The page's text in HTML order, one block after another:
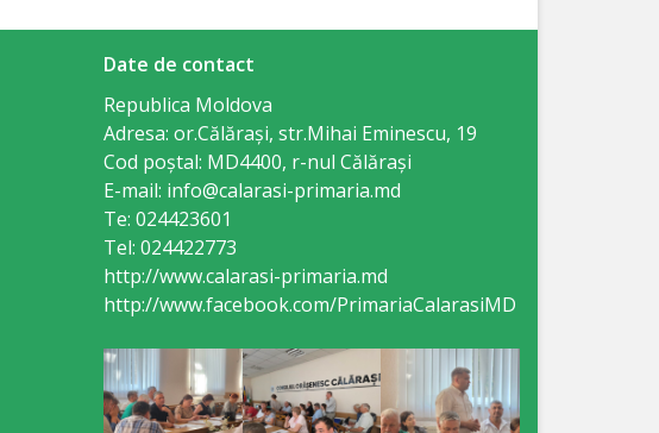
Date de contact
Republica Moldova
Adresa: or.Călăraşi, str.Mihai Eminescu, 19
Cod poștal: MD4400, r-nul Călăraşi
E-mail: info@calarasi-primaria.md
Te: 024423601
Tel: 024422773
http://www.calarasi-primaria.md
http://www.facebook.com/PrimariaCalarasiMD